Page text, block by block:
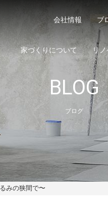
会社情報 ブ
家づくりについて リ
BLOG
ブログ
みの狭間で〜